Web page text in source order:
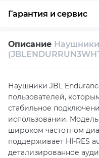
Гарантия и сервис
Собственный
Описание Наушники
Наушники JBL
пользователей,
стабильное
использовании.
широком частотном
поддерживает HI-RES
детализированное